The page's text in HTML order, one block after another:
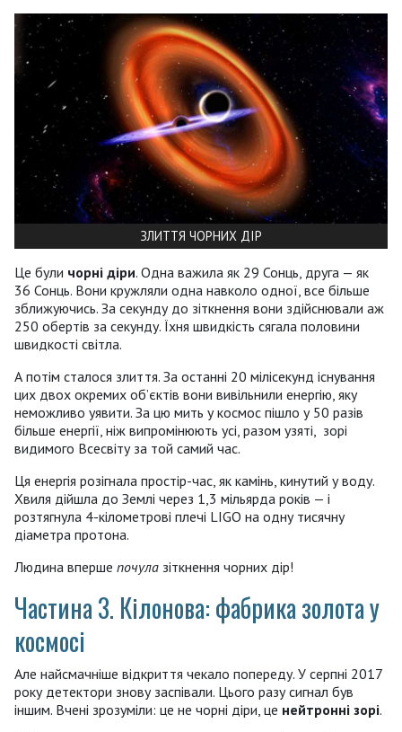
ЗЛИТТЯ ЧОРНИХ ДІР
Це були чорні діри. Одна важила як 29 Сонць, друга — як
36 Сонць. Вони кружляли одна навколо одної, все більше
зближуючись. За секунду до зіткнення вони здійснювали аж
250 обертів за секунду. Їхня швидкість сягала половини
швидкості світла.
А потім сталося злиття. За останні 20 мілісекунд існування
цих двох окремих об’єктів вони вивільнили енергію, яку
неможливо уявити. За цю мить у космос пішло у 50 разів
більше енергії, ніж випромінюють усі, разом узяті, зорі
видимого Всесвіту за той самий час.
Ця енергія розігнала простір-час, як камінь, кинутий у воду.
Хвиля дійшла до Землі через 1,3 мільярда років — і
розтягнула 4-кілометрові плечі LIGO на одну тисячну
діаметра протона.
Людина вперше почула зіткнення чорних дір!
Частина 3. Кілонова: фабрика золота у
космосі
Але найсмачніше відкриття чекало попереду. У серпні 2017
року детектори знову заспівали. Цього разу сигнал був
іншим. Вчені зрозуміли: це не чорні діри, це нейтронні зорі.